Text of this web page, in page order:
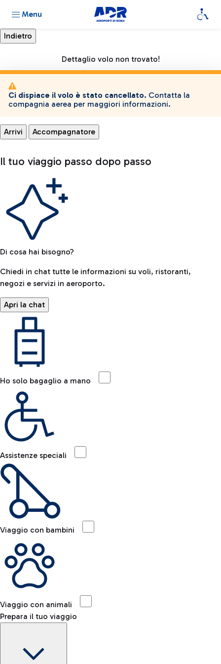
Menu
Dettaglio volo non trovato!
Ci dispiace il volo è stato cancellato. Contatta la
compagnia aerea per maggiori informazioni.
Arrivi Accompagnatore
Il tuo viaggio passo dopo passo
Di cosa hai bisogno?
Chiedi in chat tutte le informazioni su voli, ristoranti,
negozi e servizi in aeroporto.
Apri la chat
Ho solo bagaglio a mano
Assistenze speciali
Viaggio con bambini
Viaggio con animali
Prepara il tuo viaggio